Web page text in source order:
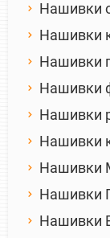
Нашивки
Нашивки
Нашивки
Нашивки
Нашивки
Нашивки
Нашивки
Нашивки
Нашивки